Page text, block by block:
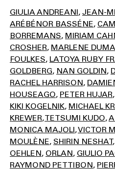
GIULIA ANDREANI JEAN-
ARÉBÉNOR BASSÉNE
BORREMANS MIRIAM
CROSHER MARLENE
FOULKES LATOYA RUBY
GOLDBERG NAN GOLDIN
RACHEL HARRISON
HOUSEAGO PETER HUJAR
KIKI KOGELNIK MICHAEL
KREWER TETSUMI KUDO
MONICA MAJOLI VICTOR
MOULÈNE SHIRIN NESHAT
OEHLEN ORLAN GIULIO
RAYMOND PETTIBON